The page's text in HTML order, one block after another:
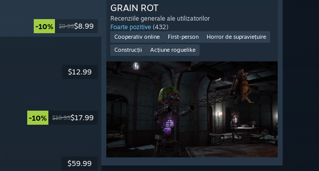
-10% $9.99$8.99
$12.99
-10% $19.99$17.99
$59.99
GRAIN ROT
Recenziile generale ale utilizatorilor
Foarte pozitive (432)
Cooperativ online First-person
Horror de supraviețuire
Construcții
Acțiune roguelike